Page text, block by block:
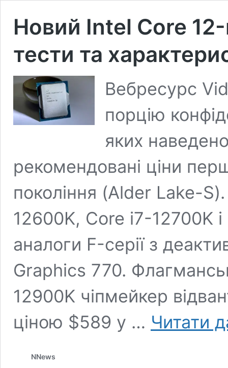
Новий Intel Core 12-
тести та
Вебресурс
порцію
яких
рекомендовані ціни
покоління (Alder Lake-
12600K, Core i7-12700K
аналоги F-серії з
Graphics 770.
12900K чіпмейкер
ціною $589 у … Читати
NNews